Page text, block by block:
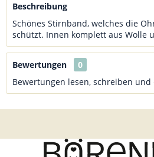
Beschreibung
Schönes Stirnband, welches die
schützt. Innen komplett aus Wolle
Bewertungen
0
Bewertungen lesen, schreiben